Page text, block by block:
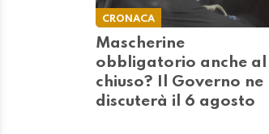
CRONACA
Mascherine
obbligatorio anche al
chiuso? Il Governo ne
discuterà il 6 agosto